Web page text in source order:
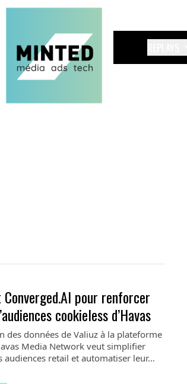
pour renforcer
cookieless d’Havas
des données de Valiuz à la plateforme
Media Network veut simplifier
audiences retail et automatiser leur…